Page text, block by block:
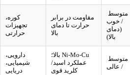
متوسط ​​
/ خوب
(دمای
بالا)
مقاومت در برابر
حرارت تا دمای
بالا
کوره،
تجهیزات
حرارتی
متوسط ​​
/ عالی
Ni-Mo-Cu بالا؛
عملکرد اسید/
کلرید قوی
دارویی،
شیمیایی،
دریایی